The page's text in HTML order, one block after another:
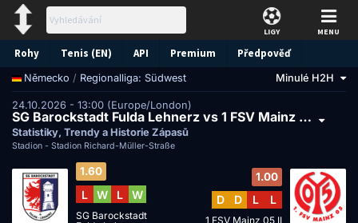
LIGY MENU
Rohy Tenis (EN) API Premium Předpověď
Německo / Regionalliga: Südwest Minulé H2H
24.10.2026 - 13:00 (Europe/London)
SG Barockstadt Fulda Lehnerz vs 1 FSV Mainz 05 II
Statistiky, Trendy a Historie Zápasů
Stadion - Stadion Richard-Müller-Straße
1.60
L W L W
SG Barockstadt
1.00
D D L L
1 FSV Mainz 05 II